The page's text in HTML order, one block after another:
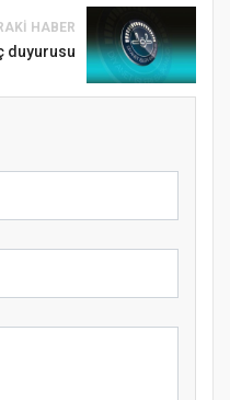
HABER
duyurusu
Ayasofya Camii
bağlarını